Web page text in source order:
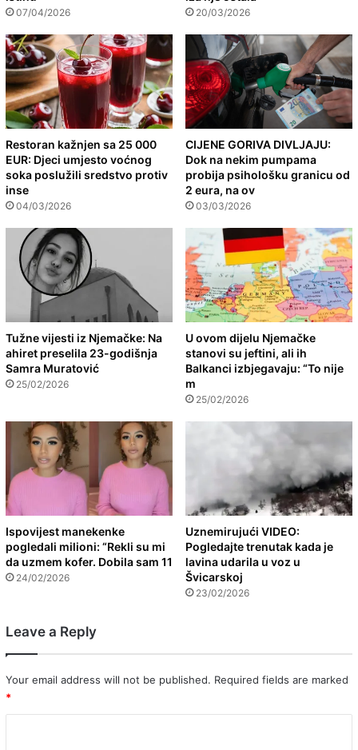
07/04/2026 20/03/2026
Restoran kažnjen sa 25 000
EUR: Djeci umjesto voćnog
soka poslužili sredstvo protiv
inse
04/03/2026
CIJENE GORIVA DIVLJAJU:
Dok na nekim pumpama
probija psihološku granicu od
2 eura, na ov
03/03/2026
Tužne vijesti iz Njemačke: Na
ahiret preselila 23-godišnja
Samra Muratović
25/02/2026
U ovom dijelu Njemačke
stanovi su jeftini, ali ih
Balkanci izbjegavaju: “To nije
m
25/02/2026
Ispovijest manekenke
pogledali milioni: “Rekli su mi
da uzmem kofer. Dobila sam 11
24/02/2026
Uznemirujući VIDEO:
Pogledajte trenutak kada je
lavina udarila u voz u
Švicarskoj
23/02/2026
Leave a Reply
Your email address will not be published. Required fields are marked
*